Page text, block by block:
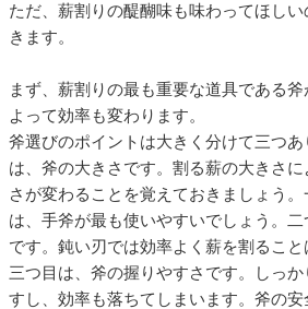
ただ、薪割りの醍醐味も味わってほし
きます。
まず、薪割りの最も重要な道具である
よって効率も変わります。
斧選びのポイントは大きく分けて三つあ
は、斧の大きさです。割る薪の大きさ
さが変わることを覚えておきましょう
は、手斧が最も使いやすいでしょう。
です。鈍い刃では効率よく薪を割るこ
三つ目は、斧の握りやすさです。しっ
すし、効率も落ちてしまいます。斧の